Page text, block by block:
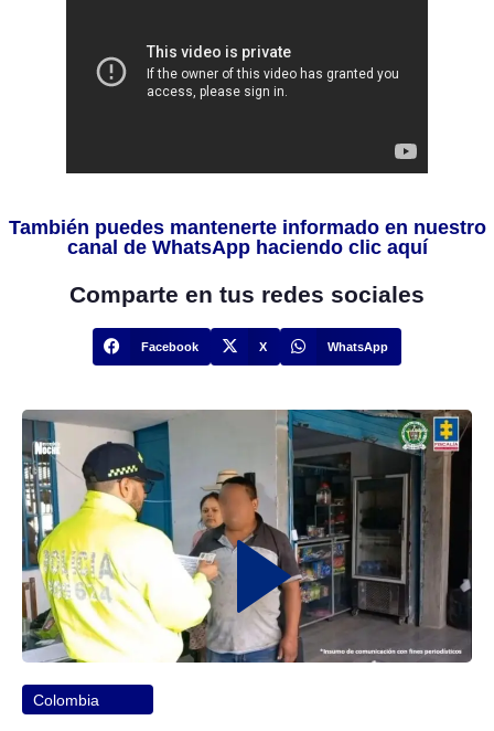
También puedes mantenerte informado en nuestro
canal de WhatsApp haciendo clic aquí
Comparte en tus redes sociales
Facebook X WhatsApp
Colombia